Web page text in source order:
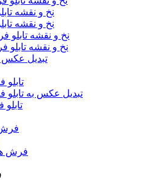
نخ و نقشه
نخ و نقشه
نخ و نقشه تابلو
نخ و نقشه
تبدیل عکس
تبدیل عکس به
فرش
فرش